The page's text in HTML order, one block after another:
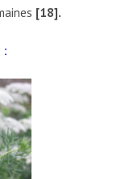
[18].
: